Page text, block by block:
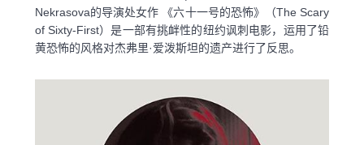
Nekrasova的导演处女作 《六十一号的恐怖》（The Scary
of Sixty-First）是一部有挑衅性的纽约讽刺电影，运用了铅
黄恐怖的风格对杰弗里·爱泼斯坦的遗产进行了反思。